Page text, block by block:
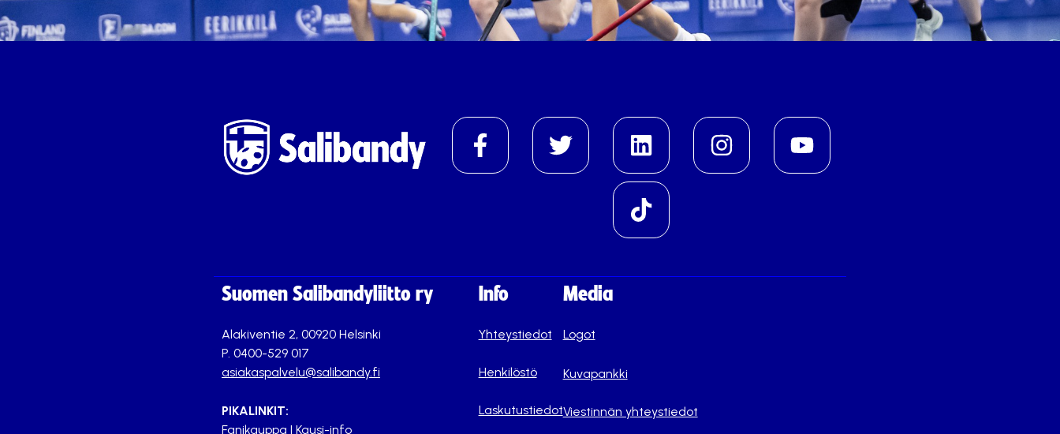
Suomen Salibandyliitto ry
Alakiventie 2, 00920 Helsinki
P. 0400-529 017
asiakaspalvelu@salibandy.fi
PIKALINKIT:
Fanikauppa | Kausi-info
Info
Yhteystiedot
Henkilöstö
Laskutustiedot
Media
Logot
Kuvapankki
Viestinnän yhteystiedot